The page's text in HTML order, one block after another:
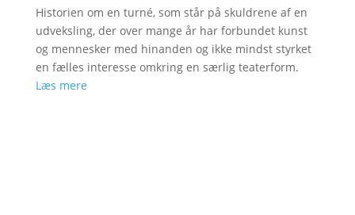
Historien om en turné, som står på skuldrene af en
udveksling, der over mange år har forbundet kunst
og mennesker med hinanden og ikke mindst styrket
en fælles interesse omkring en særlig teaterform.
Læs mere